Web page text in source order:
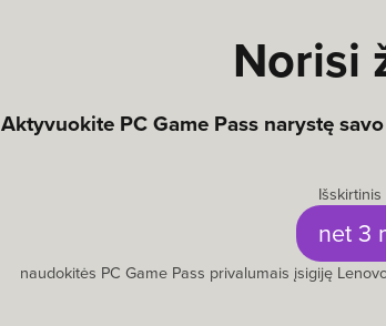
Norisi
Aktyvuokite PC Game Pass narystę
net 3
naudokitės PC Game Pass privalumais įsigiję